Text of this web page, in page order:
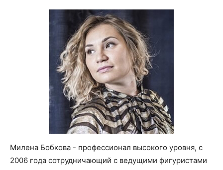
Милена Бобкова - профессионал высокого уровня, с
2006 года сотрудничающий с ведущими фигуристами